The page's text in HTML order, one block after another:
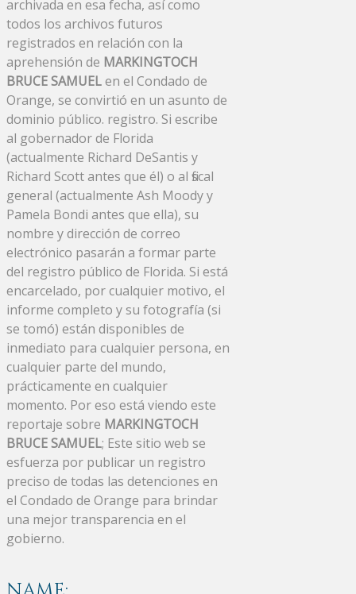
archivada en esa fecha, así como
todos los archivos futuros
registrados en relación con la
aprehensión de MARKINGTOCH
BRUCE SAMUELen el Condado de
Orange, se convirtió en un asunto de
dominio público. registro. Si escribe
al gobernador de Florida
(actualmente Richard DeSantis y
Richard Scott antes que él) o al fiscal
general (actualmente Ash Moody y
Pamela Bondi antes que ella), su
nombre y dirección de correo
electrónico pasarán a formar parte
del registro público de Florida. Si está
encarcelado, por cualquier motivo, el
informe completo y su fotografía (si
se tomó) están disponibles de
inmediato para cualquier persona, en
cualquier parte del mundo,
prácticamente en cualquier
momento. Por eso está viendo este
reportaje sobre MARKINGTOCH
BRUCE SAMUEL; Este sitio web se
esfuerza por publicar un registro
preciso de todas las detenciones en
el Condado de Orange para brindar
una mejor transparencia en el
gobierno.